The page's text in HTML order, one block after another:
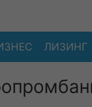
ЛИЗИНГ